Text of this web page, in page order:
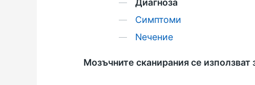
Диагноза
Симптоми
Nечение
Мозъчните сканирания се